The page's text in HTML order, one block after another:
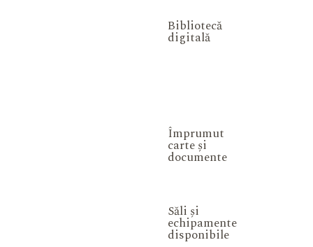
Bibliotecă
digitală
Împrumut
carte și
documente
Săli și
echipamente
disponibile